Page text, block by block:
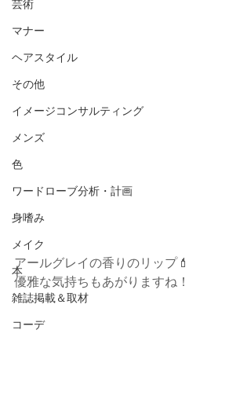
芸術
マナー
ヘアスタイル
その他
イメージコンサルティング
メンズ
色
ワードローブ分析・計画
身嗜み
メイク
本
雑誌掲載＆取材
コーデ
アールグレイの香りのリップ💄
優雅な気持ちもあがりますね！